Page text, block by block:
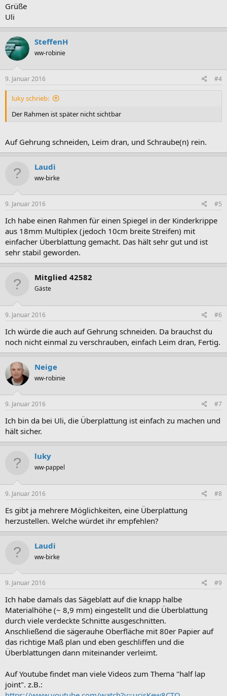
Grüße
Uli
SteffenH
ww-robinie
9. Januar 2016 #4
luky schrieb:
Der Rahmen ist später nicht sichtbar
Auf Gehrung schneiden, Leim dran, und Schraube(n) rein.
Laudi
ww-birke
9. Januar 2016 #5
Ich habe einen Rahmen für einen Spiegel in der Kinderkrippe
aus 18mm Multiplex (jedoch 10cm breite Streifen) mit
einfacher Überblattung gemacht. Das hält sehr gut und ist
sehr stabil geworden.
Mitglied 42582
Gäste
9. Januar 2016 #6
Ich würde die auch auf Gehrung schneiden. Da brauchst du
noch nicht einmal zu verschrauben, einfach Leim dran, Fertig.
Neige
ww-robinie
9. Januar 2016 #7
Ich bin da bei Uli, die Überplattung ist einfach zu machen und
hält sicher.
luky
ww-pappel
9. Januar 2016 #8
Es gibt ja mehrere Möglichkeiten, eine Überplattung
herzustellen. Welche würdet ihr empfehlen?
Laudi
ww-birke
9. Januar 2016 #9
Ich habe damals das Sägeblatt auf die knapp halbe
Materialhöhe (~ 8,9 mm) eingestellt und die Überblattung
durch viele verdeckte Schnitte ausgeschnitten.
Anschließend die sägerauhe Oberfläche mit 80er Papier auf
das richtige Maß plan und eben geschliffen und die
Überblattungen dann miteinander verleimt.
Auf Youtube findet man viele Videos zum Thema "half lap
joint". z.B.: